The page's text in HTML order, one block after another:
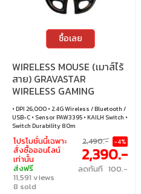
ซื้อเลย
WIRELESS MOUSE (เมาส์ไร้
สาย) GRAVASTAR
WIRELESS GAMING
MERCURY M2 (STEALTH
BLACK)
• DPI 26,000 • 2.4G Wireless / Bluetooth /
USB-C • Sensor PAW3395 • KAILH Switch •
Switch Durability 80m
โปรโมชั่นนี้เฉพาะ
สั่งซื้อออนไลน์
เท่านั้น
ส่งฟรี
11,591 views
8 sold
2,490.- -4%
2,390.-
ลดทันที 100.-